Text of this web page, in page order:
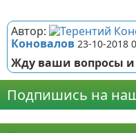
Автор:
Коновалов 23-10-2018
Жду ваши вопросы
Подпишись на